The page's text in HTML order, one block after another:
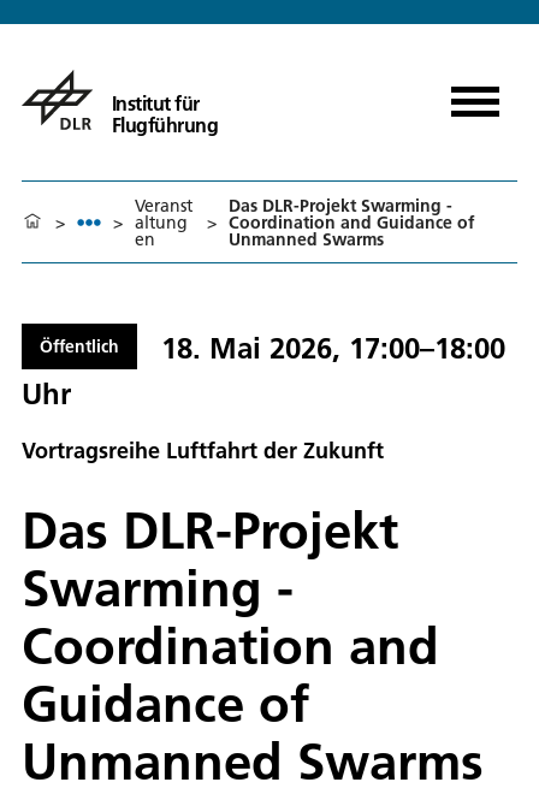
Institut für
Flugführung
> >
Veranst
altung
en
>
Das DLR-Projekt Swarming -
Coordination and Guidance of
Unmanned Swarms
Öffentlich
18. Mai 2026, 17:00–18:00
Uhr
Vortragsreihe Luftfahrt der Zukunft
Das DLR-Projekt
Swarming -
Coordination and
Guidance of
Unmanned Swarms